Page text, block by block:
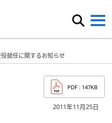
就任に関するお知らせ
PDF : 147KB
2011年11月25日